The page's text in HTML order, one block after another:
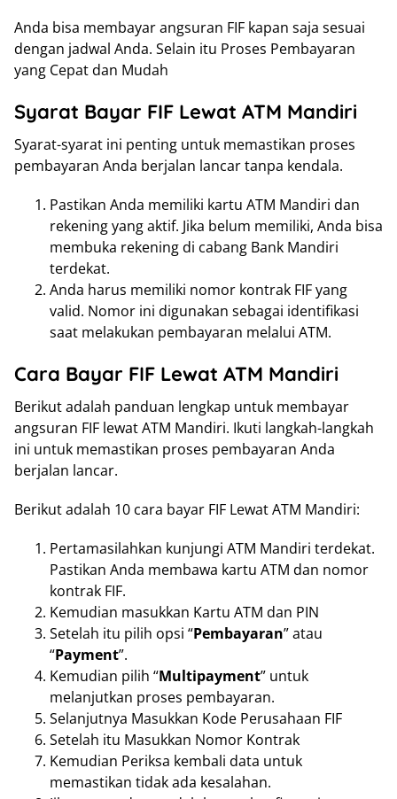
Anda bisa membayar angsuran FIF kapan saja sesuai
dengan jadwal Anda. Selain itu Proses Pembayaran
yang Cepat dan Mudah
Syarat Bayar FIF Lewat ATM Mandiri
Syarat-syarat ini penting untuk memastikan proses
pembayaran Anda berjalan lancar tanpa kendala.
Pastikan Anda memiliki kartu ATM Mandiri dan
rekening yang aktif. Jika belum memiliki, Anda bisa
membuka rekening di cabang Bank Mandiri
terdekat.
Anda harus memiliki nomor kontrak FIF yang
valid. Nomor ini digunakan sebagai identifikasi
saat melakukan pembayaran melalui ATM.
Cara Bayar FIF Lewat ATM Mandiri
Berikut adalah panduan lengkap untuk membayar
angsuran FIF lewat ATM Mandiri. Ikuti langkah-langkah
ini untuk memastikan proses pembayaran Anda
berjalan lancar.
Berikut adalah 10 cara bayar FIF Lewat ATM Mandiri:
Pertamasilahkan kunjungi ATM Mandiri terdekat.
Pastikan Anda membawa kartu ATM dan nomor
kontrak FIF.
Kemudian masukkan Kartu ATM dan PIN
Setelah itu pilih opsi “Pembayaran” atau
“Payment”.
Kemudian pilih “Multipayment” untuk
melanjutkan proses pembayaran.
Selanjutnya Masukkan Kode Perusahaan FIF
Setelah itu Masukkan Nomor Kontrak
Kemudian Periksa kembali data untuk
memastikan tidak ada kesalahan.